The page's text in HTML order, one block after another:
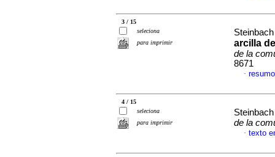
3 / 15
seleciona
para imprimir
arcilla
de la
8671
·
4 / 15
seleciona
para imprimir
de la
· texto